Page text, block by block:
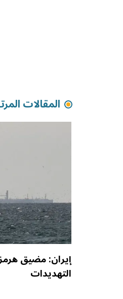
المقالات
إيران: مضيق
التهديدات